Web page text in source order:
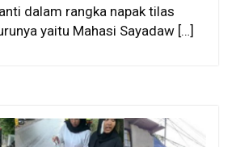
dalam rangka napak tilas
yaitu Mahasi Sayadaw […]